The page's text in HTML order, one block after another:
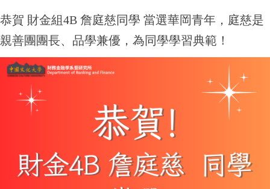
恭賀 財金組4B 詹庭慈同學 當選華岡青年，庭慈是
親善團團長、品學兼優，為同學學習典範！